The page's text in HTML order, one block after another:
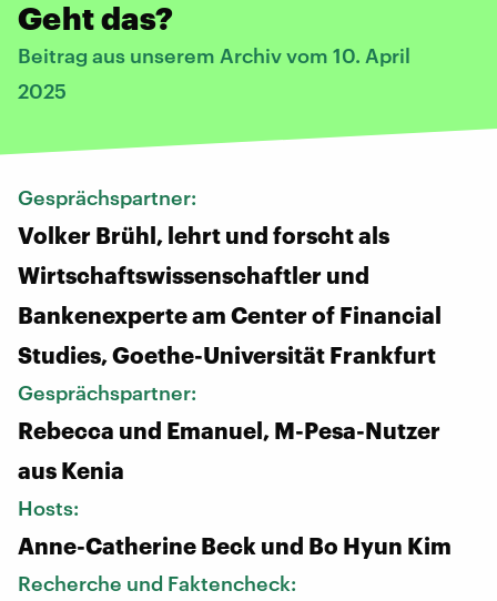
Geht das?
Beitrag aus unserem Archiv vom 10. April
2025
Gesprächspartner:
Volker Brühl, lehrt und forscht als
Wirtschaftswissenschaftler und
Bankenexperte am Center of Financial
Studies, Goethe-Universität Frankfurt
Gesprächspartner:
Rebecca und Emanuel, M-Pesa-Nutzer
aus Kenia
Hosts:
Anne-Catherine Beck und Bo Hyun Kim
Recherche und Faktencheck: